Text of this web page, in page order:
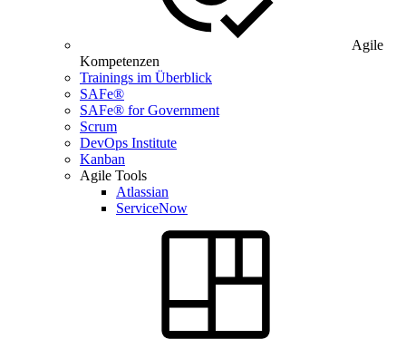
Agile
Kompetenzen
Trainings im Überblick
SAFe®
SAFe® for Government
Scrum
DevOps Institute
Kanban
Agile Tools
Atlassian
ServiceNow